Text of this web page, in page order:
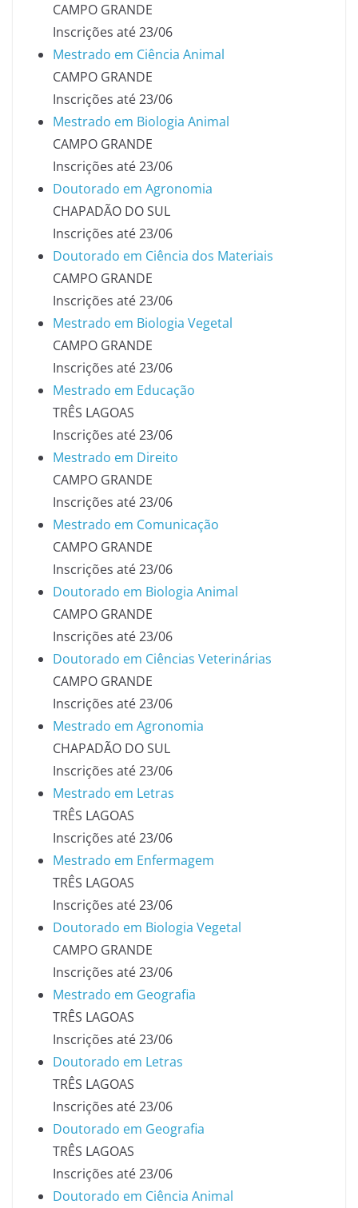
CAMPO GRANDE
Inscrições até 23/06
Mestrado em Ciência Animal
CAMPO GRANDE
Inscrições até 23/06
Mestrado em Biologia Animal
CAMPO GRANDE
Inscrições até 23/06
Doutorado em Agronomia
CHAPADÃO DO SUL
Inscrições até 23/06
Doutorado em Ciência dos Materiais
CAMPO GRANDE
Inscrições até 23/06
Mestrado em Biologia Vegetal
CAMPO GRANDE
Inscrições até 23/06
Mestrado em Educação
TRÊS LAGOAS
Inscrições até 23/06
Mestrado em Direito
CAMPO GRANDE
Inscrições até 23/06
Mestrado em Comunicação
CAMPO GRANDE
Inscrições até 23/06
Doutorado em Biologia Animal
CAMPO GRANDE
Inscrições até 23/06
Doutorado em Ciências Veterinárias
CAMPO GRANDE
Inscrições até 23/06
Mestrado em Agronomia
CHAPADÃO DO SUL
Inscrições até 23/06
Mestrado em Letras
TRÊS LAGOAS
Inscrições até 23/06
Mestrado em Enfermagem
TRÊS LAGOAS
Inscrições até 23/06
Doutorado em Biologia Vegetal
CAMPO GRANDE
Inscrições até 23/06
Mestrado em Geografia
TRÊS LAGOAS
Inscrições até 23/06
Doutorado em Letras
TRÊS LAGOAS
Inscrições até 23/06
Doutorado em Geografia
TRÊS LAGOAS
Inscrições até 23/06
Doutorado em Ciência Animal